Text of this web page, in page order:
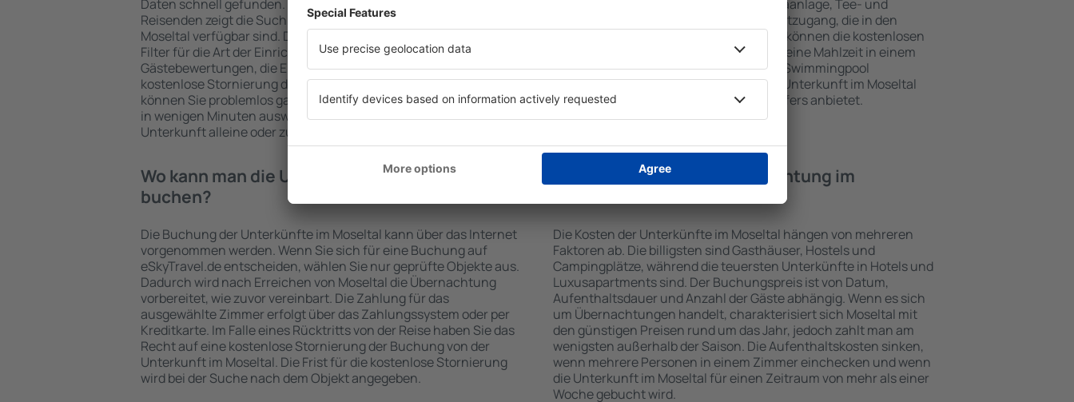
Daten schnell gefunden. Nach Auswahl der Anzahl der
Reisenden zeigt die Suchmaschine an, welche Unterkünfte im
Moseltal verfügbar sind. Die Auswahl der Unterkunft wird durch
Filter für die Art der Einrichtung und die Anzahl der Sterne, die
Gästebewertungen, die Entfernung zum Zentrum und die
kostenlose Stornierung der Buchung erleichtert. Dadurch
können Sie problemlos ganz einfach eine Unterkunft im Moseltal
in wenigen Minuten auswählen. Sie können je nach Bedarf eine
Unterkunft alleine oder zusammen mit dem Flug buchen.
Gäste nutzen Küchenzeile, Balkon, Klimaanlage, Tee- und
Kaffeezubehör, Handtücher und Internetzugang, die in den
Unterkünften verfügbar sind. Besucher können die kostenlosen
Parkplätze an der Unterkunft benutzen, eine Mahlzeit in einem
Restaurant bestellen oder ein Hotel mit Swimmingpool
auswählen. Sie können zusätzlich eine Unterkunft im Moseltal
buchen, die den Gästen Flughafentransfers anbietet.
Wo kann man die Unterkünfte im Moseltal
buchen?
Die Buchung der Unterkünfte im Moseltal kann über das Internet
vorgenommen werden. Wenn Sie sich für eine Buchung auf
eSkyTravel.de entscheiden, wählen Sie nur geprüfte Objekte aus.
Dadurch wird nach Erreichen von Moseltal die Übernachtung
vorbereitet, wie zuvor vereinbart. Die Zahlung für das
ausgewählte Zimmer erfolgt über das Zahlungssystem oder per
Kreditkarte. Im Falle eines Rücktritts von der Reise haben Sie das
Recht auf eine kostenlose Stornierung der Buchung von der
Unterkunft im Moseltal. Die Frist für die kostenlose Stornierung
wird bei der Suche nach dem Objekt angegeben.
Wie viel kostet eine Übernachtung im
Die Kosten der Unterkünfte im Moseltal hängen von mehreren
Faktoren ab. Die billigsten sind Gasthäuser, Hostels und
Campingplätze, während die teuersten Unterkünfte in Hotels und
Luxusapartments sind. Der Buchungspreis ist von Datum,
Aufenthaltsdauer und Anzahl der Gäste abhängig. Wenn es sich
um Übernachtungen handelt, charakterisiert sich Moseltal mit
den günstigen Preisen rund um das Jahr, jedoch zahlt man am
wenigsten außerhalb der Saison. Die Aufenthaltskosten sinken,
wenn mehrere Personen in einem Zimmer einchecken und wenn
die Unterkunft im Moseltal für einen Zeitraum von mehr als einer
Woche gebucht wird.